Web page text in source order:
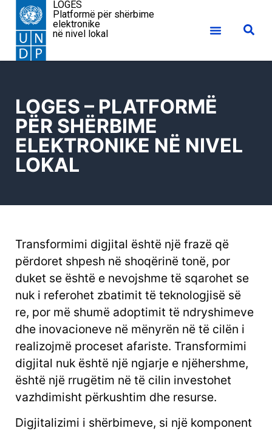
LOGES
Platformë për shërbime
elektronike
në nivel lokal
LOGES – PLATFORMË
PËR SHËRBIME
ELEKTRONIKE NË NIVEL
LOKAL
Transformimi digjital është një frazë që
përdoret shpesh në shoqërinë tonë, por
duket se është e nevojshme të sqarohet se
nuk i referohet zbatimit të teknologjisë së
re, por më shumë adoptimit të ndryshimeve
dhe inovacioneve në mënyrën në të cilën i
realizojmë proceset afariste. Transformimi
digjital nuk është një ngjarje e njëhershme,
është një rrugëtim në të cilin investohet
vazhdimisht përkushtim dhe resurse.
Digjitalizimi i shërbimeve, si një komponent